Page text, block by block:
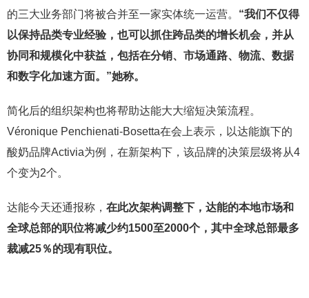
的三大业务部门将被合并至一家实体统一运营。 “我们不仅得
以保持品类专业经验，也可以抓住跨品类的增长机会，并从
协同和规模化中获益，包括在分销、市场通路、物流、数据
和数字化加速方面。”她称。
简化后的组织架构也将帮助达能大大缩短决策流程。
Véronique Penchienati-Bosetta在会上表示，以达能旗下的
酸奶品牌Activia为例，在新架构下，该品牌的决策层级将从4
个变为2个。
达能今天还通报称， 在此次架构调整下，达能的本地市场和
全球总部的职位将减少约1500至2000个，其中全球总部最多
裁减25％的现有职位。